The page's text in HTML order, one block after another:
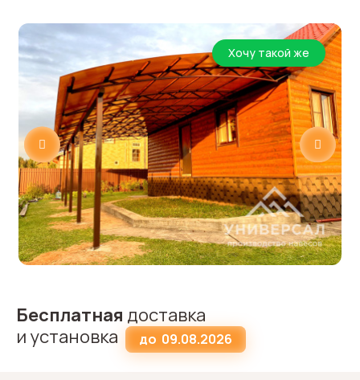
Хочу такой же
Бесплатная доставка
и установка
до 09.08.2026